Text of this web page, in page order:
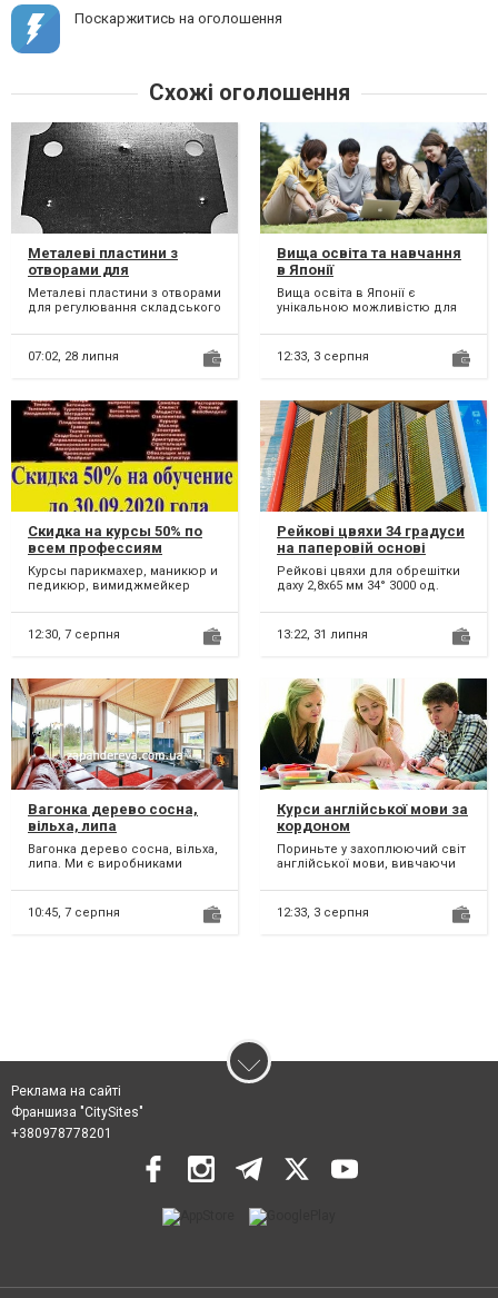
Поскаржитись на оголошення
Схожі оголошення
Металеві пластини з
отворами для
регулювання складського
обладнання
Металеві пластини з отворами
для регулювання складського
1,5 мм Розм...
07:02, 28 липня
Вища освіта та навчання
в Японії
Вища освіта в Японії є
унікальною можливістю для
освіти та дослідниц...
12:33, 3 серпня
Скидка на курсы 50% по
всем профессиям
Винница
Курсы парикмахер, маникюр и
педикюр, вимиджмейкер
наращивание ресниц, тату,
марке...
12:30, 7 серпня
Рейкові цвяхи 34 градуси
на паперовій основі
2,8х65 мм (3000 од.)
Рейкові цвяхи для обрешітки
даху 2,8х65 мм 34° 3000 од.
довжина 65 мм. В у...
13:22, 31 липня
Вагонка дерево сосна,
вільха, липа
Вагонка дерево сосна, вільха,
липа. Ми є виробниками
однозначно гарантуємо!...
10:45, 7 серпня
Курси англійської мови за
кордоном
Пориньте у захоплюючий світ
англійської мови, вивчаючи
унікальна можливість роз...
12:33, 3 серпня
Реклама на сайті
Франшиза "CitySites"
+380978778201